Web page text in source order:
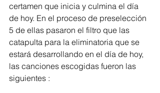
certamen que inicia y culmina el día
de hoy. En el proceso de preselección
5 de ellas pasaron el filtro que las
catapulta para la eliminatoria que se
estará desarrollando en el día de hoy,
las canciones escogidas fueron las
siguientes :